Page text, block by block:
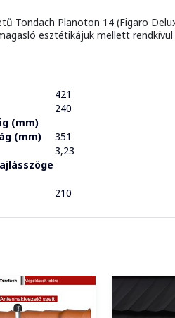
Tondach Planoton 14 (Figaro
esztétikájuk mellett
421
240
(mm)
(mm)
351
3,23
210